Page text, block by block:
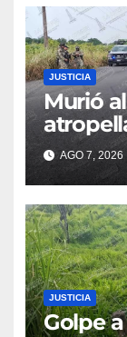
JUSTICIA
Murió
AGO 7, 2026
JUSTICIA
Golpe